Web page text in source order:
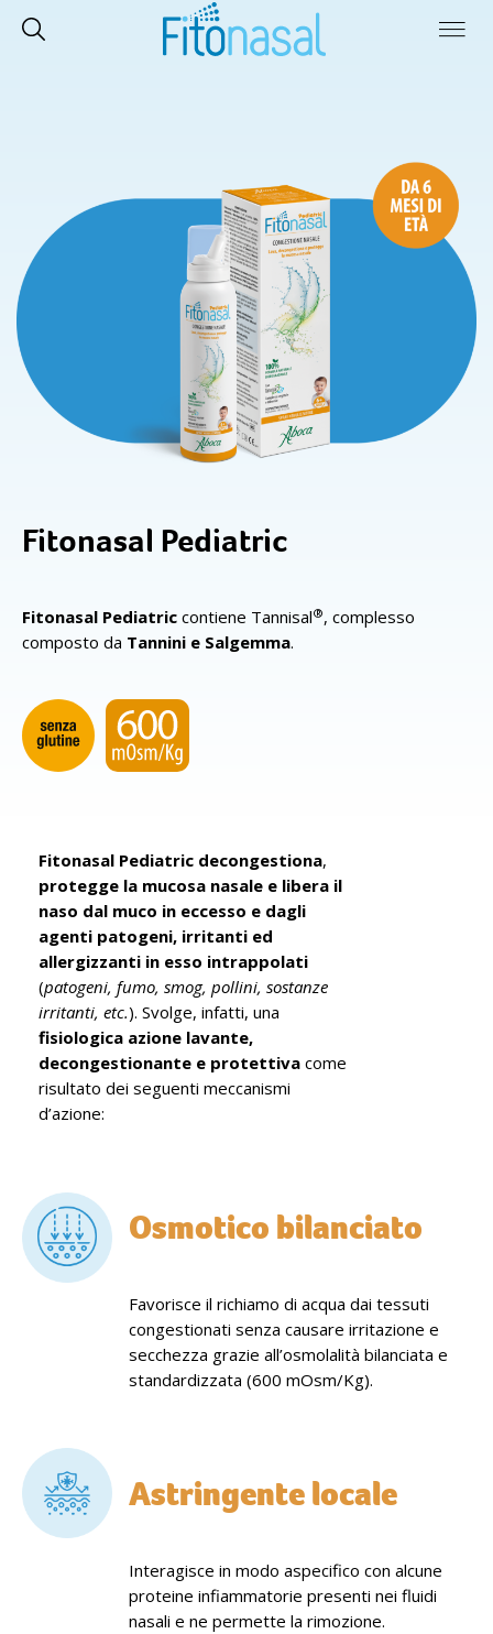
Fitonasal Pediatric
Fitonasal Pediatric contiene Tannisal®, complesso
composto da Tannini e Salgemma.
Fitonasal Pediatric decongestiona,
protegge la mucosa nasale e libera il
naso dal muco in eccesso e dagli
agenti patogeni, irritanti ed
allergizzanti in esso intrappolati
(patogeni, fumo, smog, pollini, sostanze
irritanti, etc.). Svolge, infatti, una
fisiologica azione lavante,
decongestionante e protettiva come
risultato dei seguenti meccanismi
d’azione:
Osmotico bilanciato
Favorisce il richiamo di acqua dai tessuti
congestionati senza causare irritazione e
secchezza grazie all’osmolalità bilanciata e
standardizzata (600 mOsm/Kg).
Astringente locale
Interagisce in modo aspecifico con alcune
proteine infiammatorie presenti nei fluidi
nasali e ne permette la rimozione.